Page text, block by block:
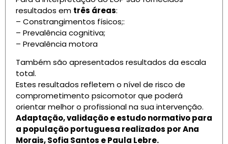
resultados em três áreas:
– Constrangimentos físicos;:
– Prevalência cognitiva;
– Prevalência motora
Também são apresentados resultados da escala
total.
Estes resultados refletem o nível de risco de
comprometimento psicomotor que poderá
orientar melhor o profissional na sua intervenção.
Adaptação, validação e estudo normativo para
a população portuguesa realizados por Ana
Morais, Sofia Santos e Paula Lebre.